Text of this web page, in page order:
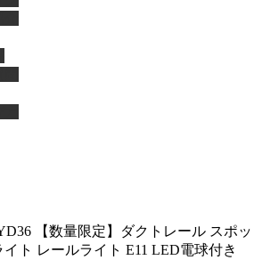
【数量限定】ダクトレール スポッ
イト レールライト E11 LED電球付き